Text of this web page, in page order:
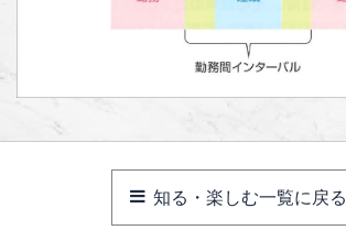
知る・楽しむ一覧に戻る